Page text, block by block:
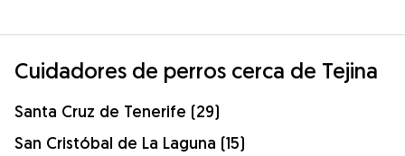
Cuidadores de perros cerca de Tejina
Santa Cruz de Tenerife (29)
San Cristóbal de La Laguna (15)